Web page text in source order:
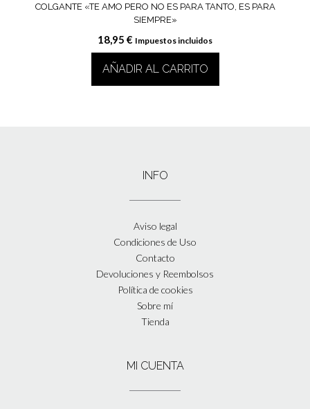
COLGANTE «TE AMO PERO NO ES PARA TANTO, ES PARA
SIEMPRE»
18,95 € Impuestos incluidos
AÑADIR AL CARRITO
INFO
Aviso legal
Condiciones de Uso
Contacto
Devoluciones y Reembolsos
Política de cookies
Sobre mí
Tienda
MI CUENTA